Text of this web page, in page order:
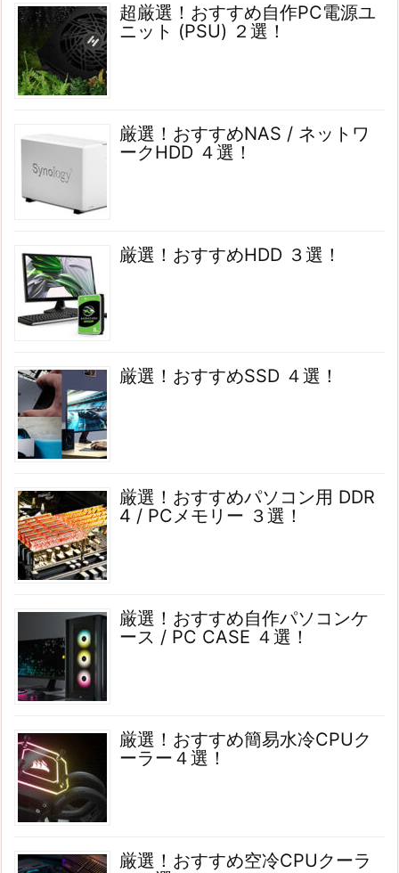
超厳選！おすすめ自作PC電源ユ
ニット (PSU) ２選！
厳選！おすすめNAS / ネットワ
ークHDD ４選！
厳選！おすすめHDD ３選！
厳選！おすすめSSD ４選！
厳選！おすすめパソコン用 DDR
4 / PCメモリー ３選！
厳選！おすすめ自作パソコンケ
ース / PC CASE ４選！
厳選！おすすめ簡易水冷CPUク
ーラー４選！
厳選！おすすめ空冷CPUクーラ